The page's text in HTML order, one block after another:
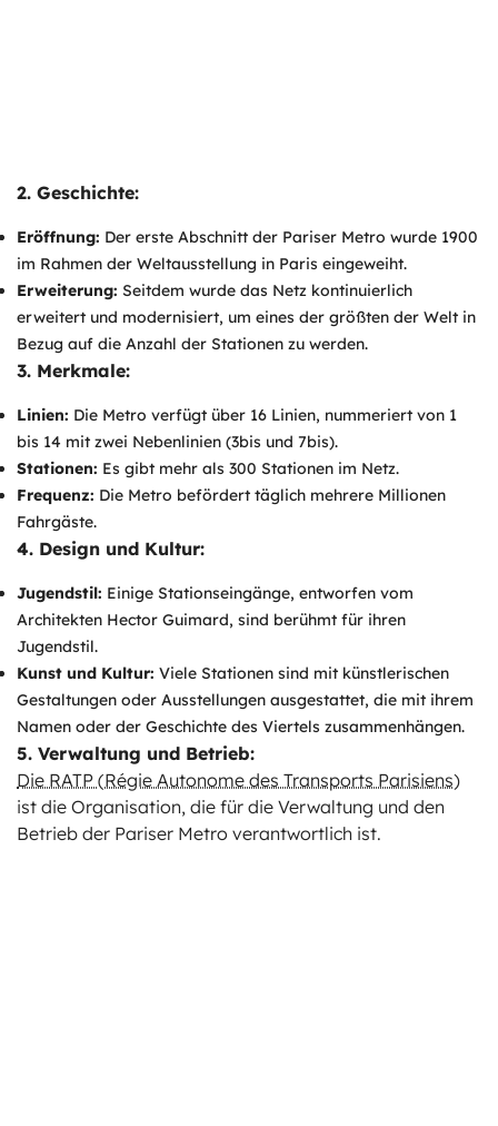
2. Geschichte:
Eröffnung: Der erste Abschnitt der Pariser Metro wurde 1900
im Rahmen der Weltausstellung in Paris eingeweiht.
Erweiterung: Seitdem wurde das Netz kontinuierlich
erweitert und modernisiert, um eines der größten der Welt in
Bezug auf die Anzahl der Stationen zu werden.
3. Merkmale:
Linien: Die Metro verfügt über 16 Linien, nummeriert von 1
bis 14 mit zwei Nebenlinien (3bis und 7bis).
Stationen: Es gibt mehr als 300 Stationen im Netz.
Frequenz: Die Metro befördert täglich mehrere Millionen
Fahrgäste.
4. Design und Kultur:
Jugendstil: Einige Stationseingänge, entworfen vom
Architekten Hector Guimard, sind berühmt für ihren
Jugendstil.
Kunst und Kultur: Viele Stationen sind mit künstlerischen
Gestaltungen oder Ausstellungen ausgestattet, die mit ihrem
Namen oder der Geschichte des Viertels zusammenhängen.
5. Verwaltung und Betrieb:
Die RATP (Régie Autonome des Transports Parisiens)
ist die Organisation, die für die Verwaltung und den
Betrieb der Pariser Metro verantwortlich ist.